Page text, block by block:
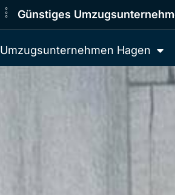
Günstiges
Umzugsunternehmen Hagen